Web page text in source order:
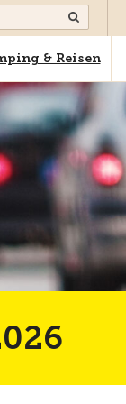
Camping & Reisen
& Reisen